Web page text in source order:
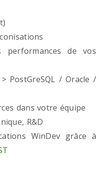
de vos
/ Oracle /
dans votre équipe
R&D
WinDev grâce à